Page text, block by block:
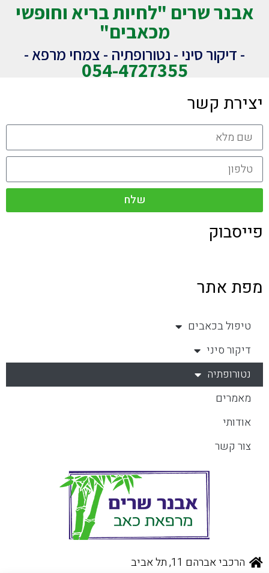
אבנר שרים "לחיות בריא וחופשי
מכאבים"
- דיקור סיני - נטורופתיה - צמחי מרפא -
054-4727355
יצירת קשר
שלח
פייסבוק
מפת אתר
טיפול בכאבים
דיקור סיני
נטורופתיה
מאמרים
אודותי
צור קשר
הרכבי אברהם 11, תל אביב